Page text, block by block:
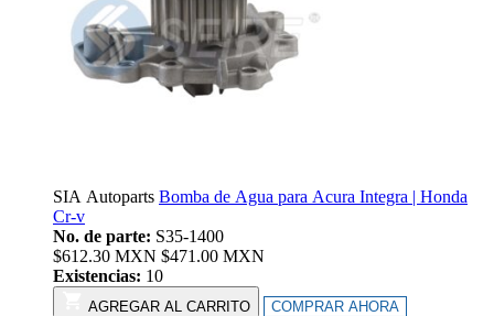
SIA Autoparts Bomba de Agua para Acura Integra | Honda
Cr-v
No. de parte: S35-1400
$612.30 MXN $471.00 MXN
Existencias: 10
AGREGAR AL CARRITO COMPRAR AHORA